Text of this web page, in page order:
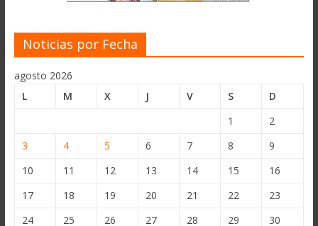
Noticias por Fecha
agosto 2026
L
M X J V S
D
1
2
3
4 5 6 7 8
9
10
11 12 13 14 15
16
17
18 19 20 21 22
23
24
25 26 27 28 29
30